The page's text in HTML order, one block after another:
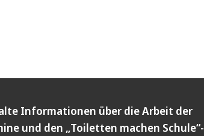
Informationen über die Arbeit der
und den „Toiletten machen Schule“-